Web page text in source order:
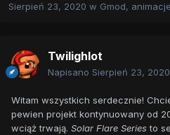
Sierpień 23, 2020 w Gmod,
Twilighlot
Napisano Sierpień 23, 2020
Witam wszystkich serdecznie!
pewien projekt kontynuowany od
wciąż trwają. Solar Flare Seriesto